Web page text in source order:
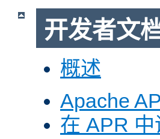
开发者文
概述
Apache
在 APR